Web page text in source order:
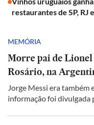
restaurantes de SP, RJ
MEMÓRIA
Morre pai de Lionel
Rosário, na
Jorge Messi era também
informação foi